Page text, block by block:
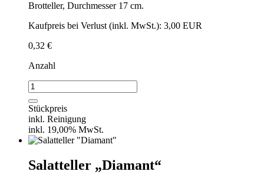
Brotteller, Durchmesser 17 cm.
Kaufpreis bei Verlust (inkl. MwSt.): 3,00 EUR
0,32 €
Anzahl
kleiner
Brotteller
zum
Menü
"Diamant"
Menge
Stückpreis
inkl. Reinigung
inkl. 19,00% MwSt.
Salatteller „Diamant“